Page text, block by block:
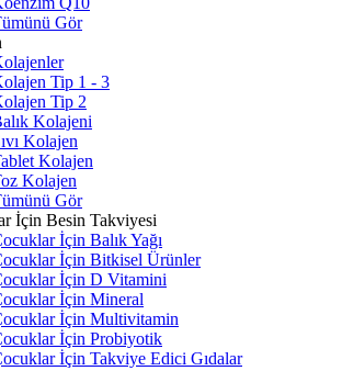
Gör
Tip 1 - 3
Tip 2
Kolajeni
Kolajen
Kolajen
Kolajen
Gör
İçin Besin Takviyesi
İçin Balık Yağı
İçin Bitkisel Ürünler
İçin D Vitamini
İçin Mineral
İçin Multivitamin
İçin Probiyotik
İçin Takviye Edici Gıdalar